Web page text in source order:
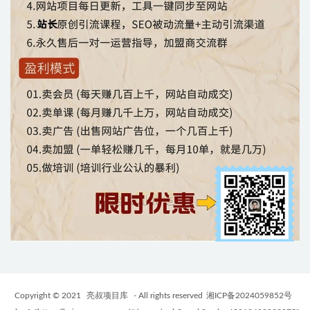
Copyright © 2021 亮叔项目库 - All rights reserved 湘ICP备2024059852号